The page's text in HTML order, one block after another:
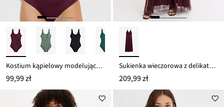
Kostium kąpielowy modelujący z ozdobnymi plisami, lekki stopień modelowania sylwetki
99,99 zł
Sukienka wieczorowa z delikatnego tiulu z plisowaniem
209,99 zł